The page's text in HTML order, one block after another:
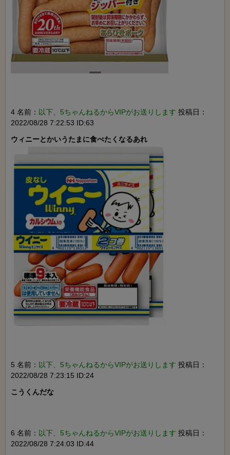
4 名前： 以下、5ちゃんねるからVIPがお送りします 投稿日：
2022/08/28 7:22:53 ID:63
5 名前： 以下、5ちゃんねるからVIPがお送りします 投稿日：
2022/08/28 7:23:15 ID:24
こうくんだな
6 名前： 以下、5ちゃんねるからVIPがお送りします 投稿日：
2022/08/28 7:24:03 ID:44